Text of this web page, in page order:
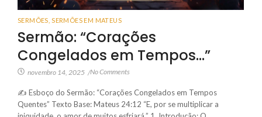
SERMÕES SERMÕES EM MATEUS
Sermão: “Corações
Congelados em Tempos…”
novembro 14, 2025 /No Comments
✍️ Esboço do Sermão: “Corações Congelados em Tempos
Quentes” Texto Base: Mateus 24:12 “E, por se multiplicar a